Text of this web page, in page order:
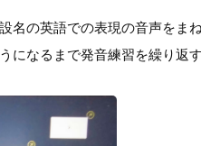
の英語での表現の音声をま
になるまで発音練習を繰り返す